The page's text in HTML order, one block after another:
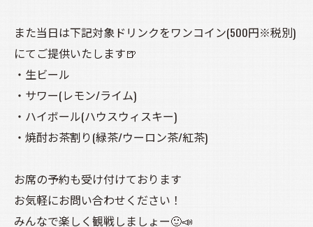
また当日は下記対象ドリンクをワンコイン(500円※税別)
にてご提供いたします🍺
・生ビール
・サワー(レモン/ライム)
・ハイボール(ハウスウィスキー)
・焼酎お茶割り(緑茶/ウーロン茶/紅茶)
お席の予約も受け付けております
お気軽にお問い合わせください！
みんなで楽しく観戦しましょー🙂📣